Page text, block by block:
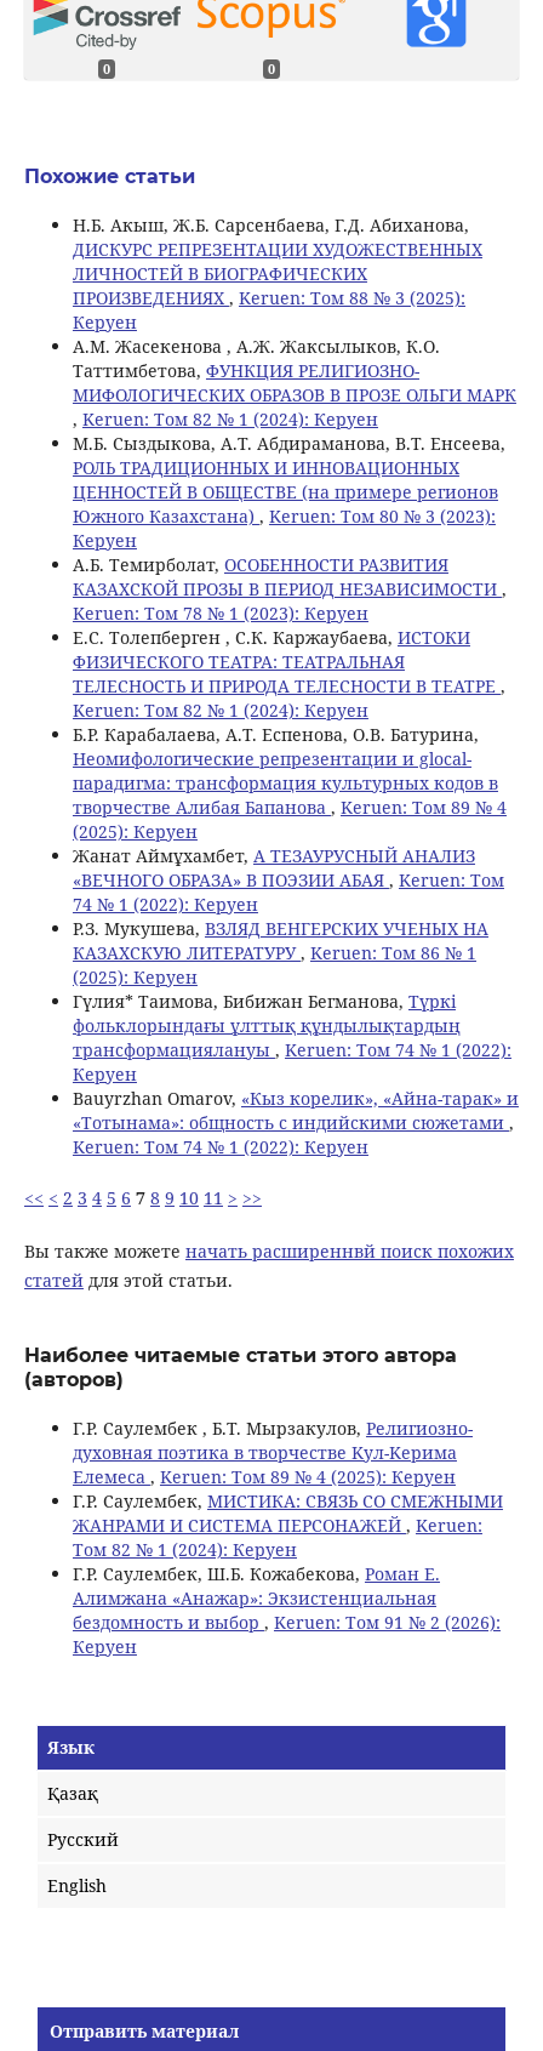
0 0
Похожие статьи
Н.Б. Акыш, Ж.Б. Сарсенбаева, Г.Д. Абиханова,
ДИСКУРС РЕПРЕЗЕНТАЦИИ ХУДОЖЕСТВЕННЫХ
ЛИЧНОСТЕЙ В БИОГРАФИЧЕСКИХ
ПРОИЗВЕДЕНИЯХ , Keruen: Том 88 № 3 (2025):
Керуен
А.М. Жасекенова , А.Ж. Жаксылыков, К.О.
Таттимбетова, ФУНКЦИЯ РЕЛИГИОЗНО-
МИФОЛОГИЧЕСКИХ ОБРАЗОВ В ПРОЗЕ ОЛЬГИ МАРК
, Keruen: Том 82 № 1 (2024): Керуен
М.Б. Сыздыкова, A.T. Абдираманова, В.Т. Енcеева,
РОЛЬ ТРАДИЦИОННЫХ И ИННОВАЦИОННЫХ
ЦЕННОСТЕЙ В ОБЩЕСТВЕ (на примере регионов
Южного Казахстана) , Keruen: Том 80 № 3 (2023):
Керуен
А.Б. Темирболат, ОСОБЕННОСТИ РАЗВИТИЯ
КАЗАХСКОЙ ПРОЗЫ В ПЕРИОД НЕЗАВИСИМОСТИ ,
Keruen: Том 78 № 1 (2023): Керуен
Е.С. Толепберген , С.К. Каржаубаева, ИСТОКИ
ФИЗИЧЕСКОГО ТЕАТРА: ТЕАТРАЛЬНАЯ
ТЕЛЕСНОСТЬ И ПРИРОДА ТЕЛЕСНОСТИ В ТЕАТРЕ ,
Keruen: Том 82 № 1 (2024): Керуен
Б.Р. Карабалаева, A.T. Еспенова, O.B. Батурина,
Неомифологические репрезентации и glocal-
парадигма: трансформация культурных кодов в
творчестве Алибая Бапанова , Keruen: Том 89 № 4
(2025): Керуен
Жанат Аймұхамбет, А ТЕЗАУРУСНЫЙ АНАЛИЗ
«ВЕЧНОГО ОБРАЗА» В ПОЭЗИИ АБАЯ , Keruen: Том
74 № 1 (2022): Керуен
Р.З. Мукушева, ВЗЛЯД ВЕНГЕРСКИХ УЧЕНЫХ НА
КАЗАХСКУЮ ЛИТЕРАТУРУ, Keruen: Том 86 № 1
(2025): Керуен
Гүлия* Таимова, Бибижан Бегманова, Түркі
фольклорындағы ұлттық құндылықтардың
трансформациялануы , Keruen: Том 74 № 1 (2022):
Керуен
Bauyrzhan Omarov, «Кыз корелик», «Айна-тарак» и
«Тотынама»: общность с индийскими сюжетами ,
Keruen: Том 74 № 1 (2022): Керуен
<< < 2 3 4 5 6 7 8 9 10 11 > >>
Вы также можете начать расширеннвй поиск похожих
статейдля этой статьи.
Наиболее читаемые статьи этого автора
(авторов)
Г.Р. Саулембек , Б.Т. Мырзакулов, Религиозно-
духовная поэтика в творчестве Kул-Kерима
Eлемеса , Keruen: Том 89 № 4 (2025): Керуен
Г.Р. Саулембек, МИСТИКА: СВЯЗЬ СО СМЕЖНЫМИ
ЖАНРАМИ И СИСТЕМА ПЕРСОНАЖЕЙ , Keruen:
Том 82 № 1 (2024): Керуен
Г.Р. Саулембек, Ш.Б. Кожабекова, Роман Е.
Алимжана «Анажар»: Экзистенциальная
бездомность и выбор , Keruen: Том 91 № 2 (2026):
Керуен
Язык
Қазақ
Русский
English
Отправить материал